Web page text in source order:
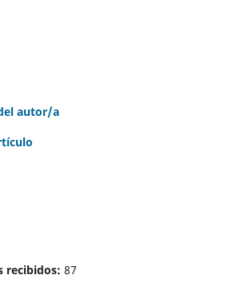
autor/a
recibidos: 87